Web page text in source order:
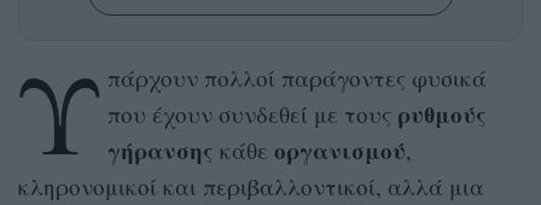
Υ πάρχουν πολλοί παράγοντες φυσικά
που έχουν συνδεθεί με τους ρυθμούς
γήρανσης κάθε οργανισμού,
κληρονομικοί και περιβαλλοντικοί, αλλά μια